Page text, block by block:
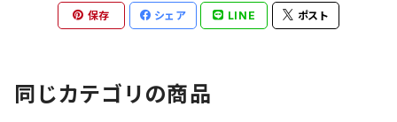
保存 シェア LINE ポスト
同じカテゴリの商品